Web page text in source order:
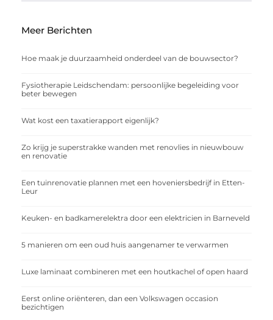
Meer Berichten
Hoe maak je duurzaamheid onderdeel van de bouwsector?
Fysiotherapie Leidschendam: persoonlijke begeleiding voor
beter bewegen
Wat kost een taxatierapport eigenlijk?
Zo krijg je superstrakke wanden met renovlies in nieuwbouw
en renovatie
Een tuinrenovatie plannen met een hoveniersbedrijf in Etten-
Leur
Keuken- en badkamerelektra door een elektricien in Barneveld
5 manieren om een oud huis aangenamer te verwarmen
Luxe laminaat combineren met een houtkachel of open haard
Eerst online oriënteren, dan een Volkswagen occasion
bezichtigen